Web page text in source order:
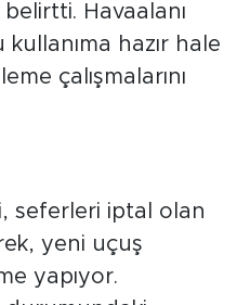
Havaalanı
hazır hale
çalışmalarını
seferleri iptal olan
yeni uçuş
yapıyor.